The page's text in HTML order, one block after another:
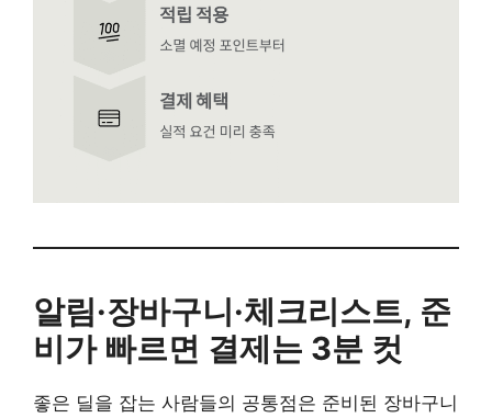
알림·장바구니·체크리스트, 준
비가 빠르면 결제는 3분 컷
좋은 딜을 잡는 사람들의 공통점은 준비된 장바구니